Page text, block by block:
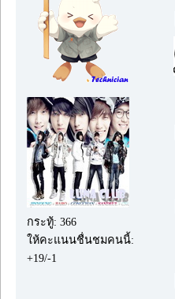
กระทู้: 366
ให้คะแนนชื่นชมคนนี้:
+19/-1